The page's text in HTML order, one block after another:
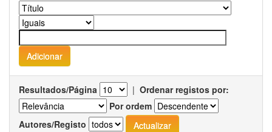
Resultados/Página | Ordenar registos por:
Por ordem
Autores/Registo